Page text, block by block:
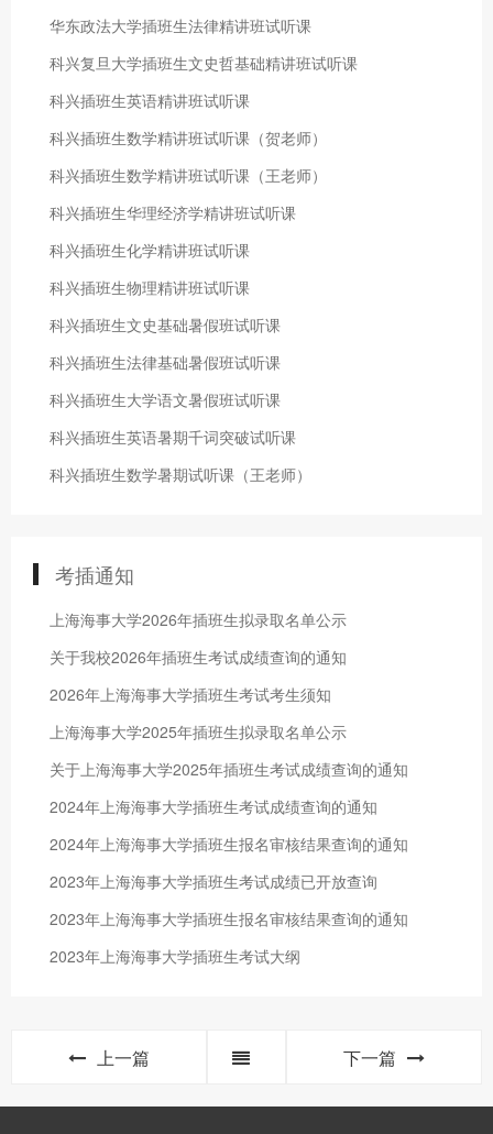
华东政法大学插班生法律精讲班试听课
科兴复旦大学插班生文史哲基础精讲班试听课
科兴插班生英语精讲班试听课
科兴插班生数学精讲班试听课（贺老师）
科兴插班生数学精讲班试听课（王老师）
科兴插班生华理经济学精讲班试听课
科兴插班生化学精讲班试听课
科兴插班生物理精讲班试听课
科兴插班生文史基础暑假班试听课
科兴插班生法律基础暑假班试听课
科兴插班生大学语文暑假班试听课
科兴插班生英语暑期千词突破试听课
科兴插班生数学暑期试听课（王老师）
考插通知
上海海事大学2026年插班生拟录取名单公示
关于我校2026年插班生考试成绩查询的通知
2026年上海海事大学插班生考试考生须知
上海海事大学2025年插班生拟录取名单公示
关于上海海事大学2025年插班生考试成绩查询的通知
2024年上海海事大学插班生考试成绩查询的通知
2024年上海海事大学插班生报名审核结果查询的通知
2023年上海海事大学插班生考试成绩已开放查询
2023年上海海事大学插班生报名审核结果查询的通知
2023年上海海事大学插班生考试大纲
上一篇 下一篇